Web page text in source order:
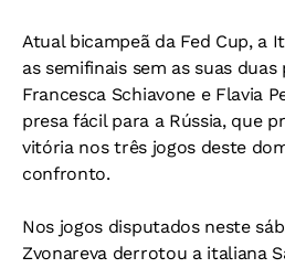
Atual bicampeã da Fed Cup, a
as semifinais sem as suas
Francesca Schiavone e Flavia
presa fácil para a Rússia, que
vitória nos três jogos deste
confronto.
Nos jogos disputados neste
Zvonareva derrotou a italiana